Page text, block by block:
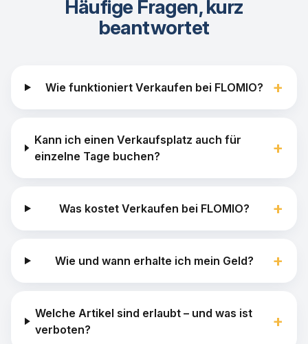
Häufige Fragen, kurz
beantwortet
Wie funktioniert Verkaufen bei FLOMIO? +
Kann ich einen Verkaufsplatz auch für
einzelne Tage buchen?
+
Was kostet Verkaufen bei FLOMIO? +
Wie und wann erhalte ich mein Geld? +
Welche Artikel sind erlaubt – und was ist
verboten?
+